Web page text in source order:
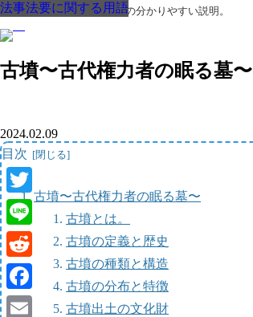
葬儀・葬式・法要についての分かりやすい説明。
古墳〜古代権力者の眠る墓〜
法事法要に関する用語
2024.02.09
目次
古墳〜古代権力者の眠る墓〜
古墳とは。
古墳の定義と歴史
古墳の種類と構造
古墳の分布と特徴
古墳出土の文化財
法事法要に関する用語
法事法要に関する用語
法事法要に関する用語
法事法要に関する用語
法事法要に関する用語
法事法要に関する用語
Twitter
Line
Reddit
Facebook